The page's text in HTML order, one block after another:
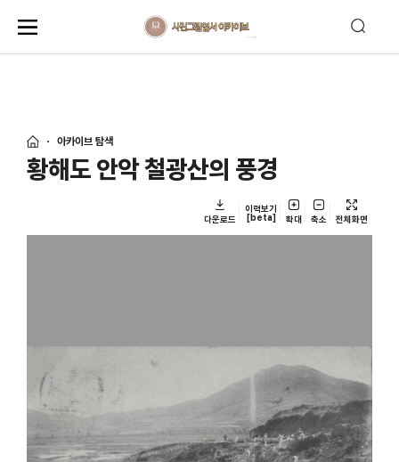
아카이브 탐색
황해도 안악 철광산의 풍경
다운로드
이력보기
[beta]
확대 축소 전체화면